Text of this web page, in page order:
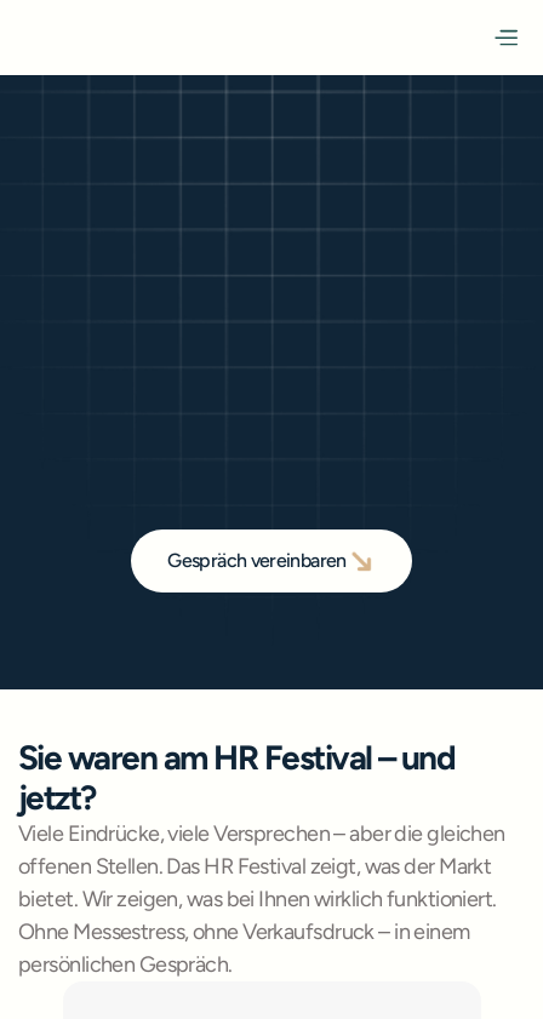
Innovation, die
Recruiting wirklich funktioniert.
Gespräch vereinbaren
Gespräch vereinbaren
Sie waren am HR Festival – und
jetzt?
Viele Eindrücke, viele Versprechen – aber die gleichen
offenen Stellen. Das HR Festival zeigt, was der Markt
bietet. Wir zeigen, was bei Ihnen wirklich funktioniert.
Ohne Messestress, ohne Verkaufsdruck – in einem
persönlichen Gespräch.